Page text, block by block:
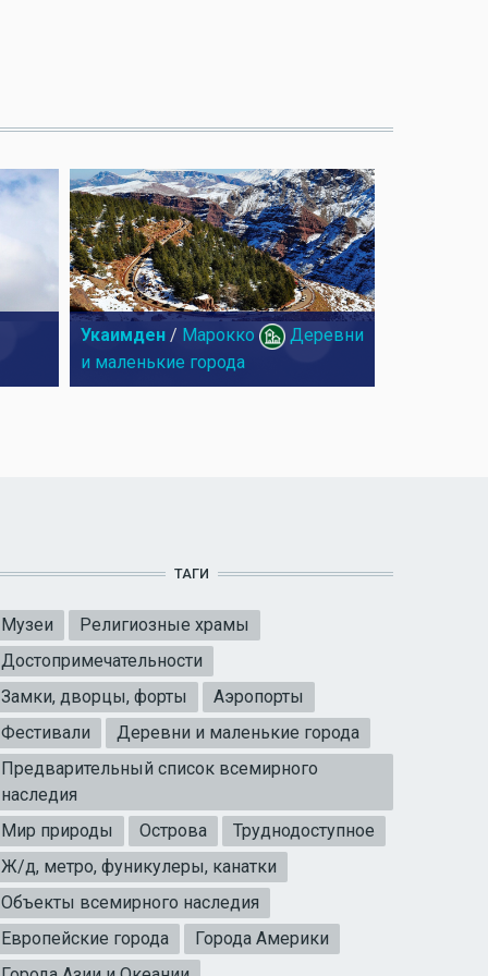
Укаимден / Марокко
Деревни
и маленькие города
ТАГИ
Музеи
Религиозные храмы
Достопримечательности
Замки, дворцы, форты
Аэропорты
Фестивали
Деревни и маленькие города
Предварительный список всемирного
наследия
Мир природы
Острова
Труднодоступное
Ж/д, метро, фуникулеры, канатки
Объекты всемирного наследия
Европейские города
Города Америки